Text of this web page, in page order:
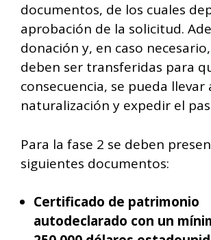
documentos, de los cuales
aprobación de la solicitud.
donación y, en caso
deben ser transferidas para
consecuencia, se pueda llevar
naturalización y expedir el
Para la fase 2 se deben
siguientes documentos:
Certificado de patrimonio
autodeclarado con un